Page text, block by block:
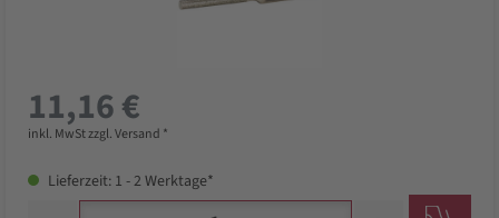
11,16 €
inkl. MwSt zzgl. Versand *
Lieferzeit: 1 - 2 Werktage*